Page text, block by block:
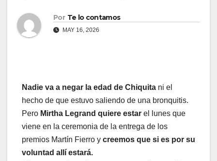
Por Te lo contamos
MAY 16, 2026
Nadie va a negar la edad de Chiquita ni el
hecho de que estuvo saliendo de una bronquitis.
Pero Mirtha Legrand quiere estar el lunes que
viene en la ceremonia de la entrega de los
premios Martín Fierro y creemos que si es por su
voluntad allí estará.